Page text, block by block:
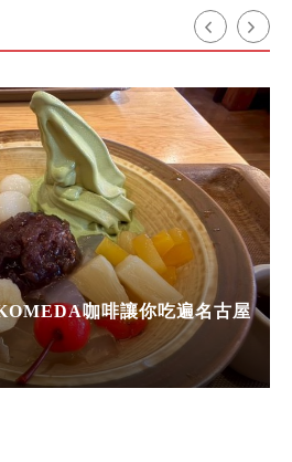
咖啡讓你吃遍名古屋